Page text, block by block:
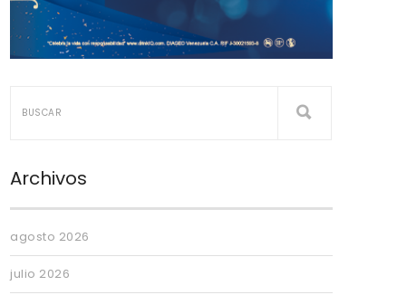
Archivos
agosto 2026
julio 2026